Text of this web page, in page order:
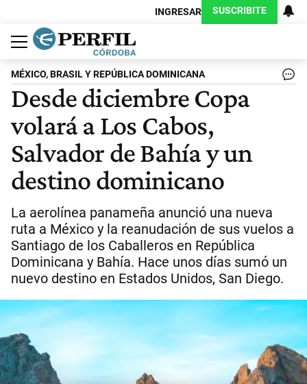
INGRESAR SUSCRIBITE
Política
Economía
Judiciales
Sociedad
Cultura
Espectáculos
Deportes
Protagonistas
MÉXICO, BRASIL Y REPÚBLICA DOMINICANA
Desde diciembre Copa
volará a Los Cabos,
Salvador de Bahía y un
destino dominicano
La aerolínea panameña anunció una nueva
ruta a México y la reanudación de sus vuelos a
Santiago de los Caballeros en República
Dominicana y Bahía. Hace unos días sumó un
nuevo destino en Estados Unidos, San Diego.